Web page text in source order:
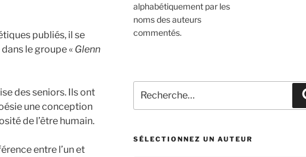
publiés, il se
le groupe « Glenn
des seniors. Ils ont
une conception
de l’être humain.
entre l’un et
alphabétiquement par les
noms des auteurs
commentés.
pour
:
SÉLECTIONNEZ UN AUTEUR